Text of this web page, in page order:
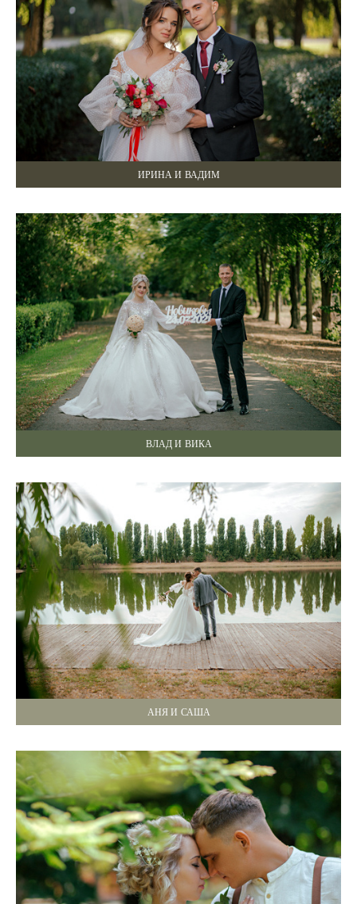
ИРИНА И ВАДИМ
ВЛАД И ВИКА
АНЯ И САША